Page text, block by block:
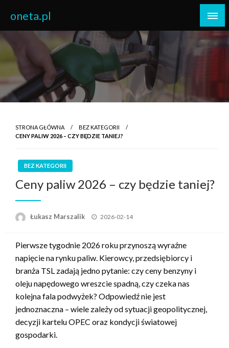
content
oneta.pl
STRONA GŁÓWNA
BEZ KATEGORII
CENY PALIW 2026 – CZY BĘDZIE TANIEJ?
BEZ KATEGORII
Ceny paliw 2026 – czy będzie taniej?
Łukasz Marszalik
Opublikowane
2026-02-14
Pierwsze tygodnie 2026 roku przynoszą wyraźne
napięcie na rynku paliw. Kierowcy, przedsiębiorcy i
branża TSL zadają jedno pytanie: czy ceny benzyny i
oleju napędowego wreszcie spadną, czy czeka nas
kolejna fala podwyżek? Odpowiedź nie jest
jednoznaczna – wiele zależy od sytuacji geopolitycznej,
decyzji kartelu OPEC oraz kondycji światowej
gospodarki.